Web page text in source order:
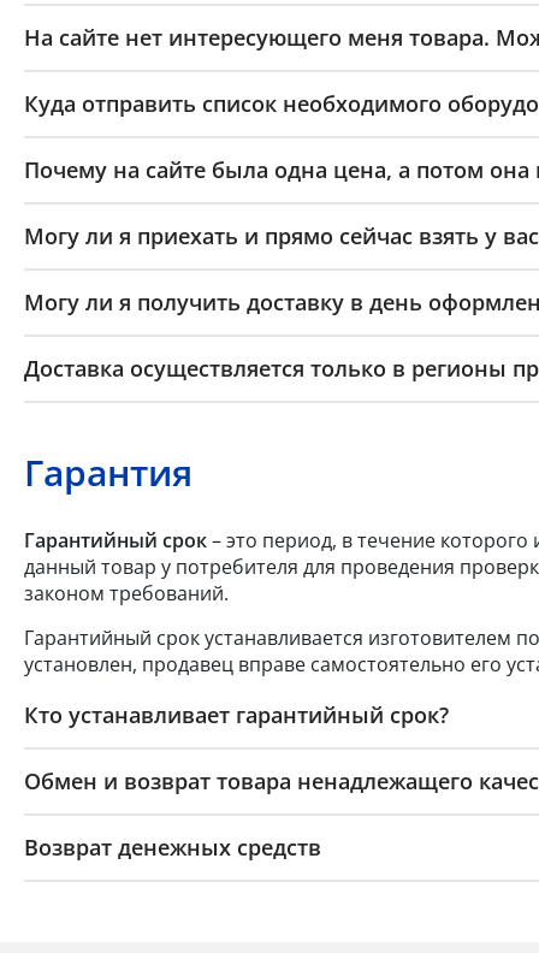
На сайте нет интересующего меня товара.
Куда отправить список необходимого
Почему на сайте была одна цена, а потом она
Могу ли я приехать и прямо сейчас взять у
Могу ли я получить доставку в день
Доставка осуществляется только в регионы
Гарантия
Гарантийный срок– это период, в течение которого
данный товар у потребителя для проведения
законом требований.
Гарантийный срок устанавливается изготовителем
установлен, продавец вправе самостоятельно его
Кто устанавливает гарантийный срок?
Обмен и возврат товара ненадлежащего
Возврат денежных средств